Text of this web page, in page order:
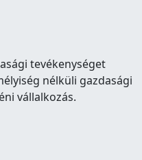
tevékenységet
nélküli gazdasági
vállalkozás.